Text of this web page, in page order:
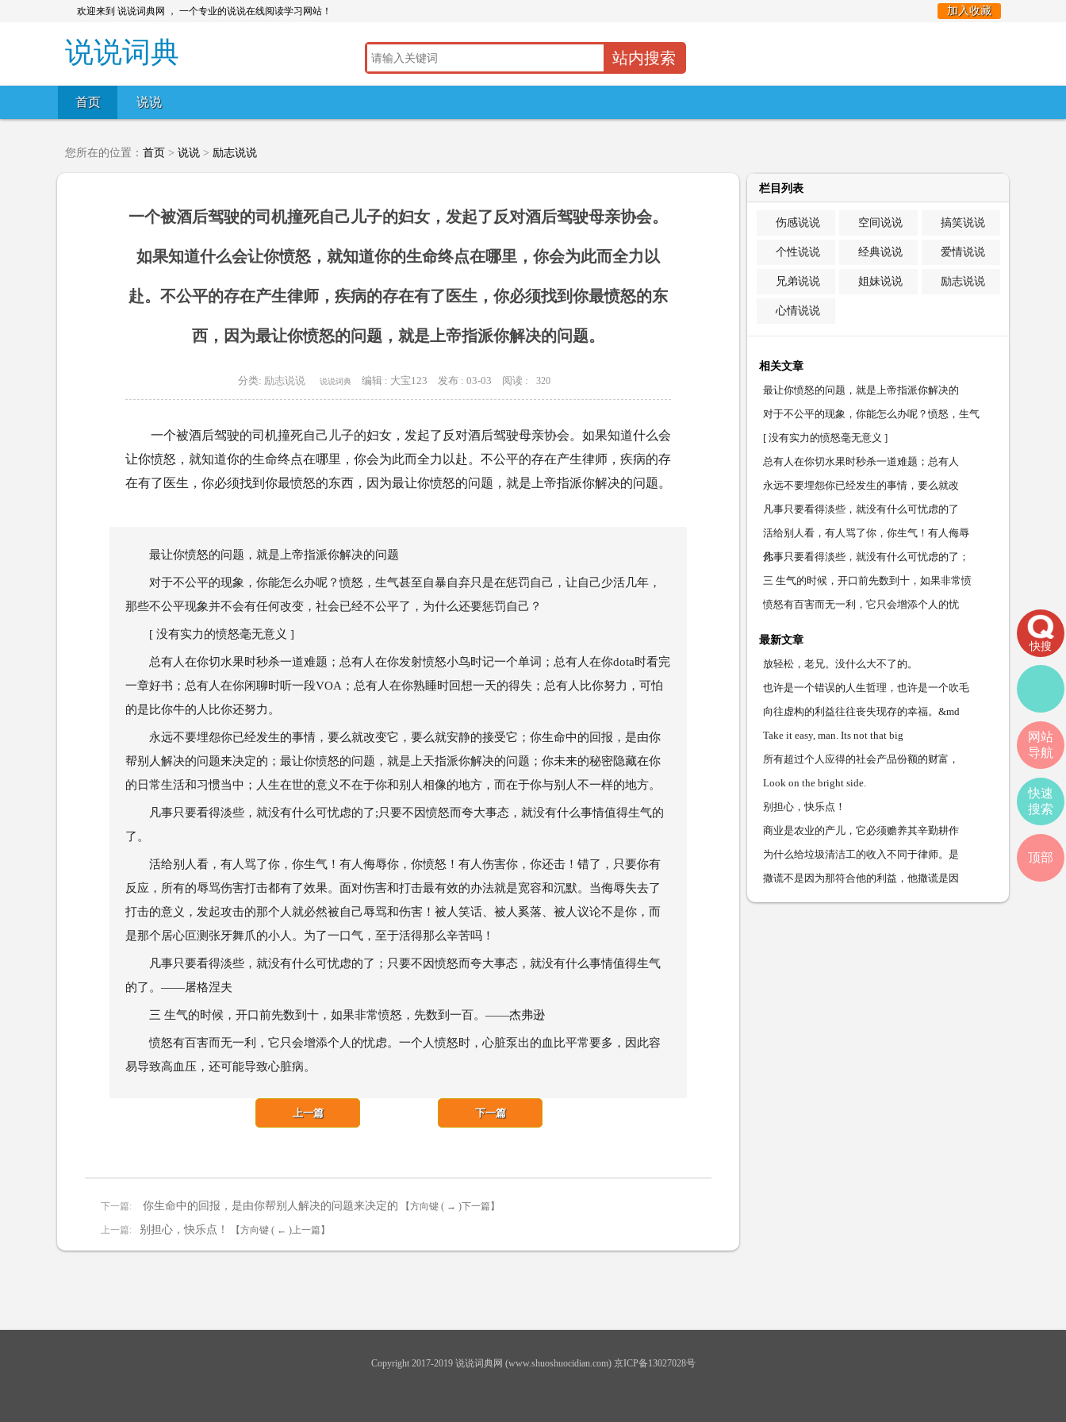
欢迎来到 说说词典网 ， 一个专业的说说在线阅读学习网站！ 加入收藏
说说词典
首页 说说
您所在的位置： 首页 > 说说 > 励志说说
一个被酒后驾驶的司机撞死自己儿子的妇女，发起了反对酒后驾驶母亲协会。
如果知道什么会让你愤怒，就知道你的生命终点在哪里，你会为此而全力以
赴。不公平的存在产生律师，疾病的存在有了医生，你必须找到你最愤怒的东
西，因为最让你愤怒的问题，就是上帝指派你解决的问题。
分类: 励志说说 说说词典 编辑 : 大宝123 发布 : 03-03 阅读 : 320
一个被酒后驾驶的司机撞死自己儿子的妇女，发起了反对酒后驾驶母亲协会。如果知道什么会
让你愤怒，就知道你的生命终点在哪里，你会为此而全力以赴。不公平的存在产生律师，疾病的存
在有了医生，你必须找到你最愤怒的东西，因为最让你愤怒的问题，就是上帝指派你解决的问题。
最让你愤怒的问题，就是上帝指派你解决的问题
对于不公平的现象，你能怎么办呢？愤怒，生气甚至自暴自弃只是在惩罚自己，让自己少活几年，
那些不公平现象并不会有任何改变，社会已经不公平了，为什么还要惩罚自己？
[ 没有实力的愤怒毫无意义 ]
总有人在你切水果时秒杀一道难题；总有人在你发射愤怒小鸟时记一个单词；总有人在你dota时看完
一章好书；总有人在你闲聊时听一段VOA；总有人在你熟睡时回想一天的得失；总有人比你努力，可怕
的是比你牛的人比你还努力。
永远不要埋怨你已经发生的事情，要么就改变它，要么就安静的接受它；你生命中的回报，是由你
帮别人解决的问题来决定的；最让你愤怒的问题，就是上天指派你解决的问题；你未来的秘密隐藏在你
的日常生活和习惯当中；人生在世的意义不在于你和别人相像的地方，而在于你与别人不一样的地方。
凡事只要看得淡些，就没有什么可忧虑的了;只要不因愤怒而夸大事态，就没有什么事情值得生气的
了。
活给别人看，有人骂了你，你生气！有人侮辱你，你愤怒！有人伤害你，你还击！错了，只要你有
反应，所有的辱骂伤害打击都有了效果。面对伤害和打击最有效的办法就是宽容和沉默。当侮辱失去了
打击的意义，发起攻击的那个人就必然被自己辱骂和伤害！被人笑话、被人奚落、被人议论不是你，而
是那个居心叵测张牙舞爪的小人。为了一口气，至于活得那么辛苦吗！
凡事只要看得淡些，就没有什么可忧虑的了；只要不因愤怒而夸大事态，就没有什么事情值得生气
的了。——屠格涅夫
三 生气的时候，开口前先数到十，如果非常愤怒，先数到一百。——杰弗逊
愤怒有百害而无一利，它只会增添个人的忧虑。一个人愤怒时，心脏泵出的血比平常要多，因此容
易导致高血压，还可能导致心脏病。
下一篇: 你生命中的回报，是由你帮别人解决的问题来决定的
下一篇
【方向键 ( → )下一篇】
上一篇: 别担心，快乐点！
上一篇
【方向键 ( ← )上一篇】
栏目列表
伤感说说 空间说说 搞笑说说
个性说说 经典说说 爱情说说
兄弟说说 姐妹说说 励志说说
心情说说
相关文章
最让你愤怒的问题，就是上帝指派你解决的
对于不公平的现象，你能怎么办呢？愤怒，生气
[ 没有实力的愤怒毫无意义 ]
总有人在你切水果时秒杀一道难题；总有人
永远不要埋怨你已经发生的事情，要么就改
凡事只要看得淡些，就没有什么可忧虑的了
活给别人看，有人骂了你，你生气！有人侮辱
你，
凡事只要看得淡些，就没有什么可忧虑的了；
三 生气的时候，开口前先数到十，如果非常愤
愤怒有百害而无一利，它只会增添个人的忧
最新文章
放轻松，老兄。没什么大不了的。
也许是一个错误的人生哲理，也许是一个吹毛
向往虚构的利益往往丧失现存的幸福。&md
Take it easy, man. Its not that big
所有超过个人应得的社会产品份额的财富，
Look on the bright side.
别担心，快乐点！
商业是农业的产儿，它必须赡养其辛勤耕作
为什么给垃圾清洁工的收入不同于律师。是
撒谎不是因为那符合他的利益，他撒谎是因
快搜
网站
导航
快速
搜索
顶部
Copyright 2017-2019 说说词典网 (www.shuoshuocidian.com) 京ICP备13027028号